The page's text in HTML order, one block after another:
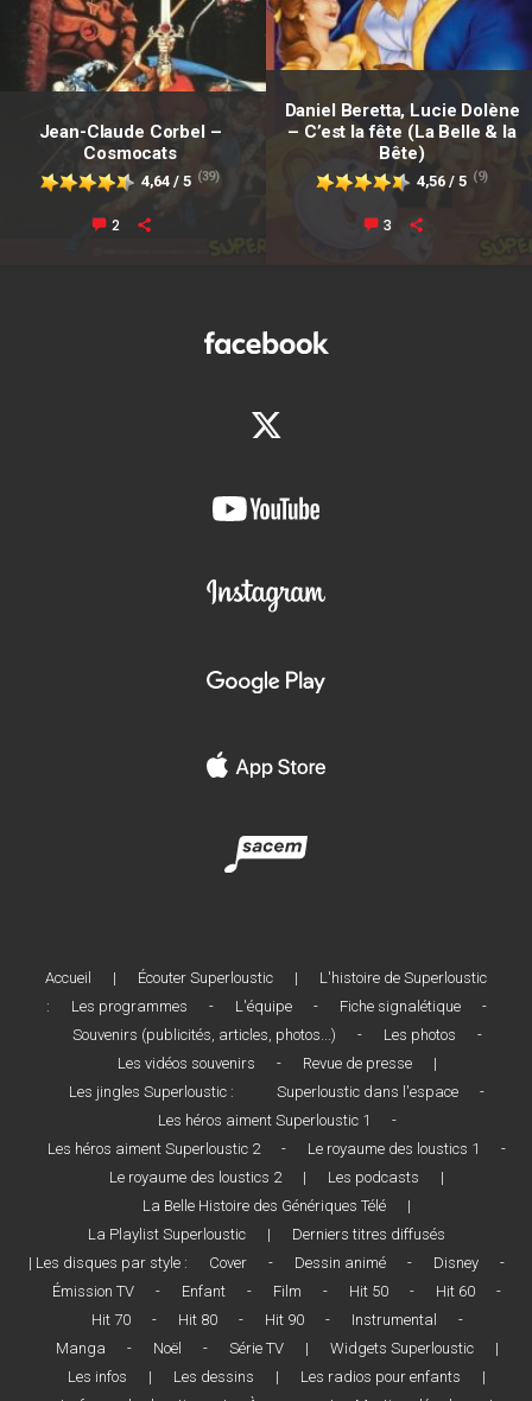
Jean-Claude Corbel –
Cosmocats
4,64 / 5 (39)
2
Daniel Beretta, Lucie Dolène
– C’est la fête (La Belle & la
Bête)
4,56 / 5 (9)
3
Accueil | Écouter Superloustic |
L'histoire de Superloustic
:
Les programmes - L'équipe - Fiche signalétique
-
Souvenirs (publicités, articles, photos...)
- Les photos
-
Les vidéos souvenirs
- Revue de presse
|
Les jingles Superloustic :
Superloustic dans l'espace
-
Les héros aiment Superloustic 1
-
Les héros aiment Superloustic 2
- Le royaume des loustics 1
-
Le royaume des loustics 2
| Les podcasts
|
La Belle Histoire des Génériques Télé
|
La Playlist Superloustic
|
Derniers titres diffusés
| Les disques par style :
Cover - Dessin animé - Disney
-
Émission TV
- Enfant - Film - Hit 50 - Hit 60
-
Hit 70
- Hit 80 - Hit 90 - Instrumental
-
Manga
- Noël - Série TV | Widgets Superloustic
|
Les infos
| Les dessins | Les radios pour enfants
|